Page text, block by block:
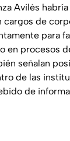
Avilés
cargos de
para
en procesos
señalan
de las
de